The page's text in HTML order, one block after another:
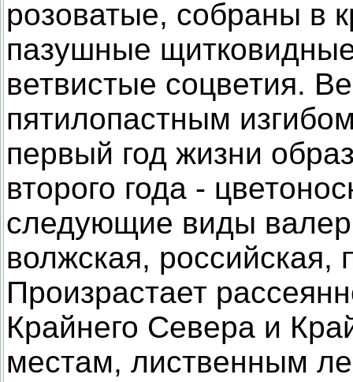
розоватые, собраны в
пазушные
ветвистые соцветия.
пятилопастным
первый год жизни
второго года -
следующие виды
волжская, российская,
Произрастает
Крайнего Севера и
местам, лиственным